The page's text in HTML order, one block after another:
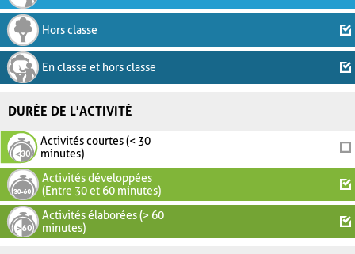
Hors classe
En classe et hors classe
DURÉE DE L'ACTIVITÉ
Activités courtes (< 30
minutes)
Activités développées
(Entre 30 et 60 minutes)
Activités élaborées (> 60
minutes)